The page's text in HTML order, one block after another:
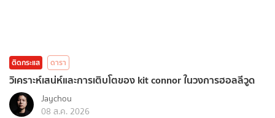
ติดกระแส ดารา
วิเคราะห์เสน่ห์และการเติบโตของ kit connor ในวงการฮอลลีวูด
Jaychou
08 ส.ค. 2026